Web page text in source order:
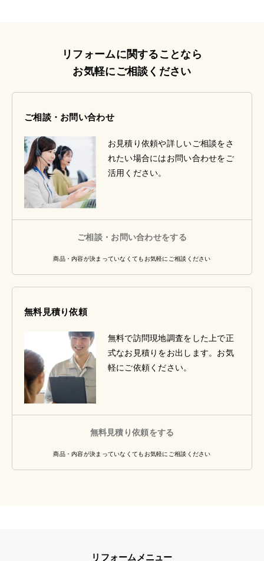
リフォームに関することなら
お気軽にご相談ください
ご相談・お問い合わせ
お見積り依頼や詳しいご相談をさ
れたい場合にはお問い合わせをご
活用ください。
ご相談・お問い合わせをする
商品・内容が決まっていなくてもお気軽にご相談ください
無料見積り依頼
無料で訪問現地調査をした上で正
式なお見積りをお出します。お気
軽にご依頼ください。
無料見積り依頼をする
商品・内容が決まっていなくてもお気軽にご相談ください
リフォームメニュー